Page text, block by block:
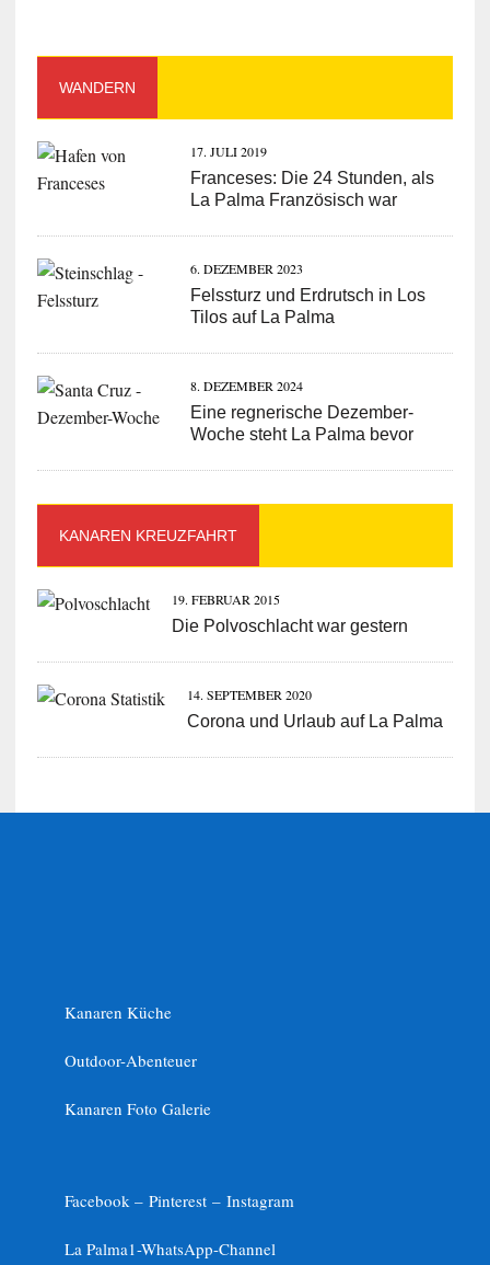
WANDERN
17. JULI 2019
Franceses: Die 24 Stunden, als
La Palma Französisch war
6. DEZEMBER 2023
Felssturz und Erdrutsch in Los
Tilos auf La Palma
8. DEZEMBER 2024
Eine regnerische Dezember-
Woche steht La Palma bevor
KANAREN KREUZFAHRT
19. FEBRUAR 2015
Die Polvoschlacht war gestern
14. SEPTEMBER 2020
Corona und Urlaub auf La Palma
Kanaren Küche
Outdoor-Abenteuer
Kanaren Foto Galerie
Facebook – Pinterest – Instagram
La Palma1-WhatsApp-Channel